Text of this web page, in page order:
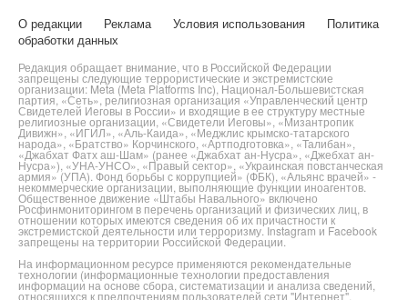
О редакции Реклама Условия использования
Политика
обработки данных
Редакция обращает внимание, что в Российской Федерации
запрещены следующие террористические и экстремистские
организации: Meta (Meta Platforms Inc), Национал-Большевистская
партия, «Сеть», религиозная организация «Управленческий центр
Свидетелей Иеговы в России» и входящие в ее структуру местные
религиозные организации, «Свидетели Иеговы», «Мизантропик
Дивижн», «ИГИЛ», «Аль-Каида», «Меджлис крымско-татарского
народа», «Братство» Корчинского, «Артподготовка», «Талибан»,
«Джабхат Фатх аш-Шам» (ранее «Джабхат ан-Нусра», «Джебхат ан-
Нусра»), «УНА-УНСО», «Правый сектор», «Украинская повстанческая
армия» (УПА). Фонд борьбы с коррупцией» (ФБК), «Альянс врачей» -
некоммерческие организации, выполняющие функции иноагентов.
Общественное движение «Штабы Навального» включено
Росфинмониторингом в перечень организаций и физических лиц, в
отношении которых имеются сведения об их причастности к
экстремистской деятельности или терроризму. Instagram и Facebook
запрещены на территории Российской Федерации.
На информационном ресурсе применяются рекомендательные
технологии (информационные технологии предоставления
информации на основе сбора, систематизации и анализа сведений,
относящихся к предпочтениям пользователей сети "Интернет",